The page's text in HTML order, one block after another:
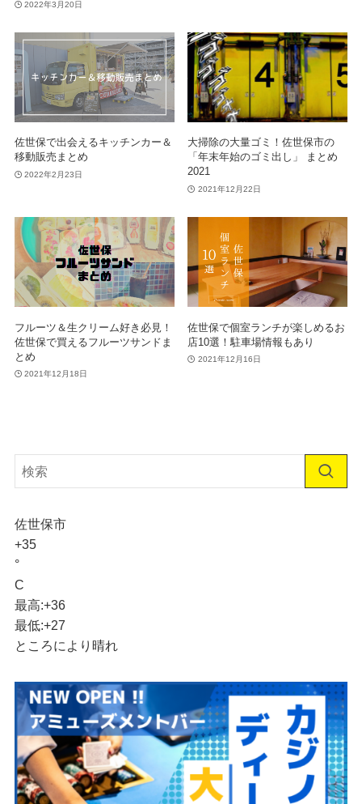
2022年3月20日
佐世保で出会えるキッチンカー＆
移動販売まとめ
2022年2月23日
大掃除の大量ゴミ！佐世保市の
「年末年始のゴミ出し」 まとめ
2021
2021年12月22日
フルーツ＆生クリーム好き必見！
佐世保で買えるフルーツサンドま
とめ
2021年12月18日
佐世保で個室ランチが楽しめるお
店10選！駐車場情報もあり
2021年12月16日
佐世保市
+35
°
C
最高:+36
最低:+27
ところにより晴れ